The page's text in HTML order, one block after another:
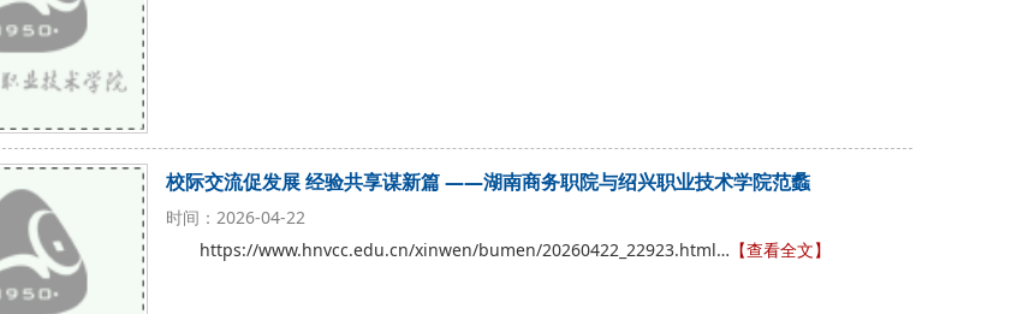
校际交流促发展 经验共享谋新篇 ——湖南商务职院与绍兴职业技术学院范蠡
时间：2026-04-22
https://www.hnvcc.edu.cn/xinwen/bumen/20260422_22923.html… 【查看全文】